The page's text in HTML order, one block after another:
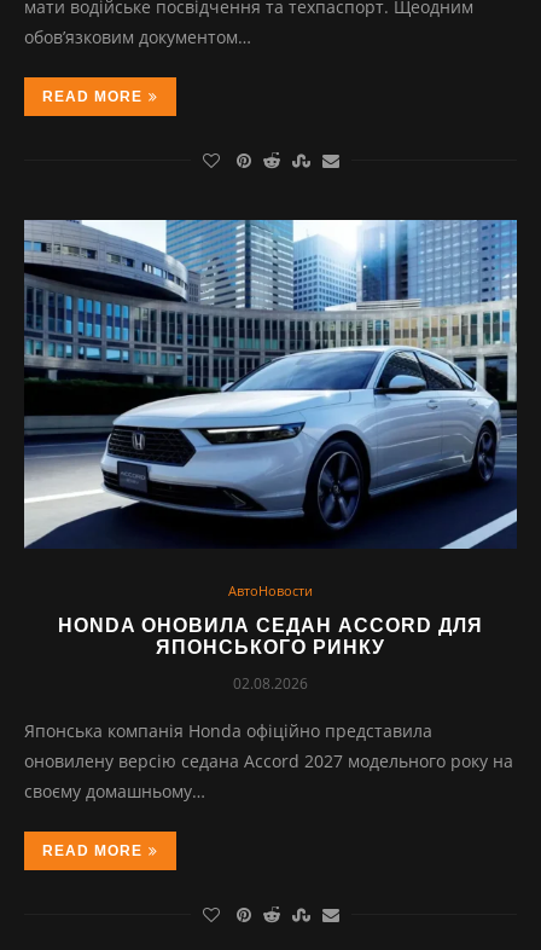
мати водійське посвідчення та техпаспорт. Щеодним
обов’язковим документом…
READ MORE
АвтоНовости
HONDA ОНОВИЛА СЕДАН ACCORD ДЛЯ
ЯПОНСЬКОГО РИНКУ
02.08.2026
Японська компанія Honda офіційно представила
оновилену версію седана Accord 2027 модельного року на
своєму домашньому…
READ MORE